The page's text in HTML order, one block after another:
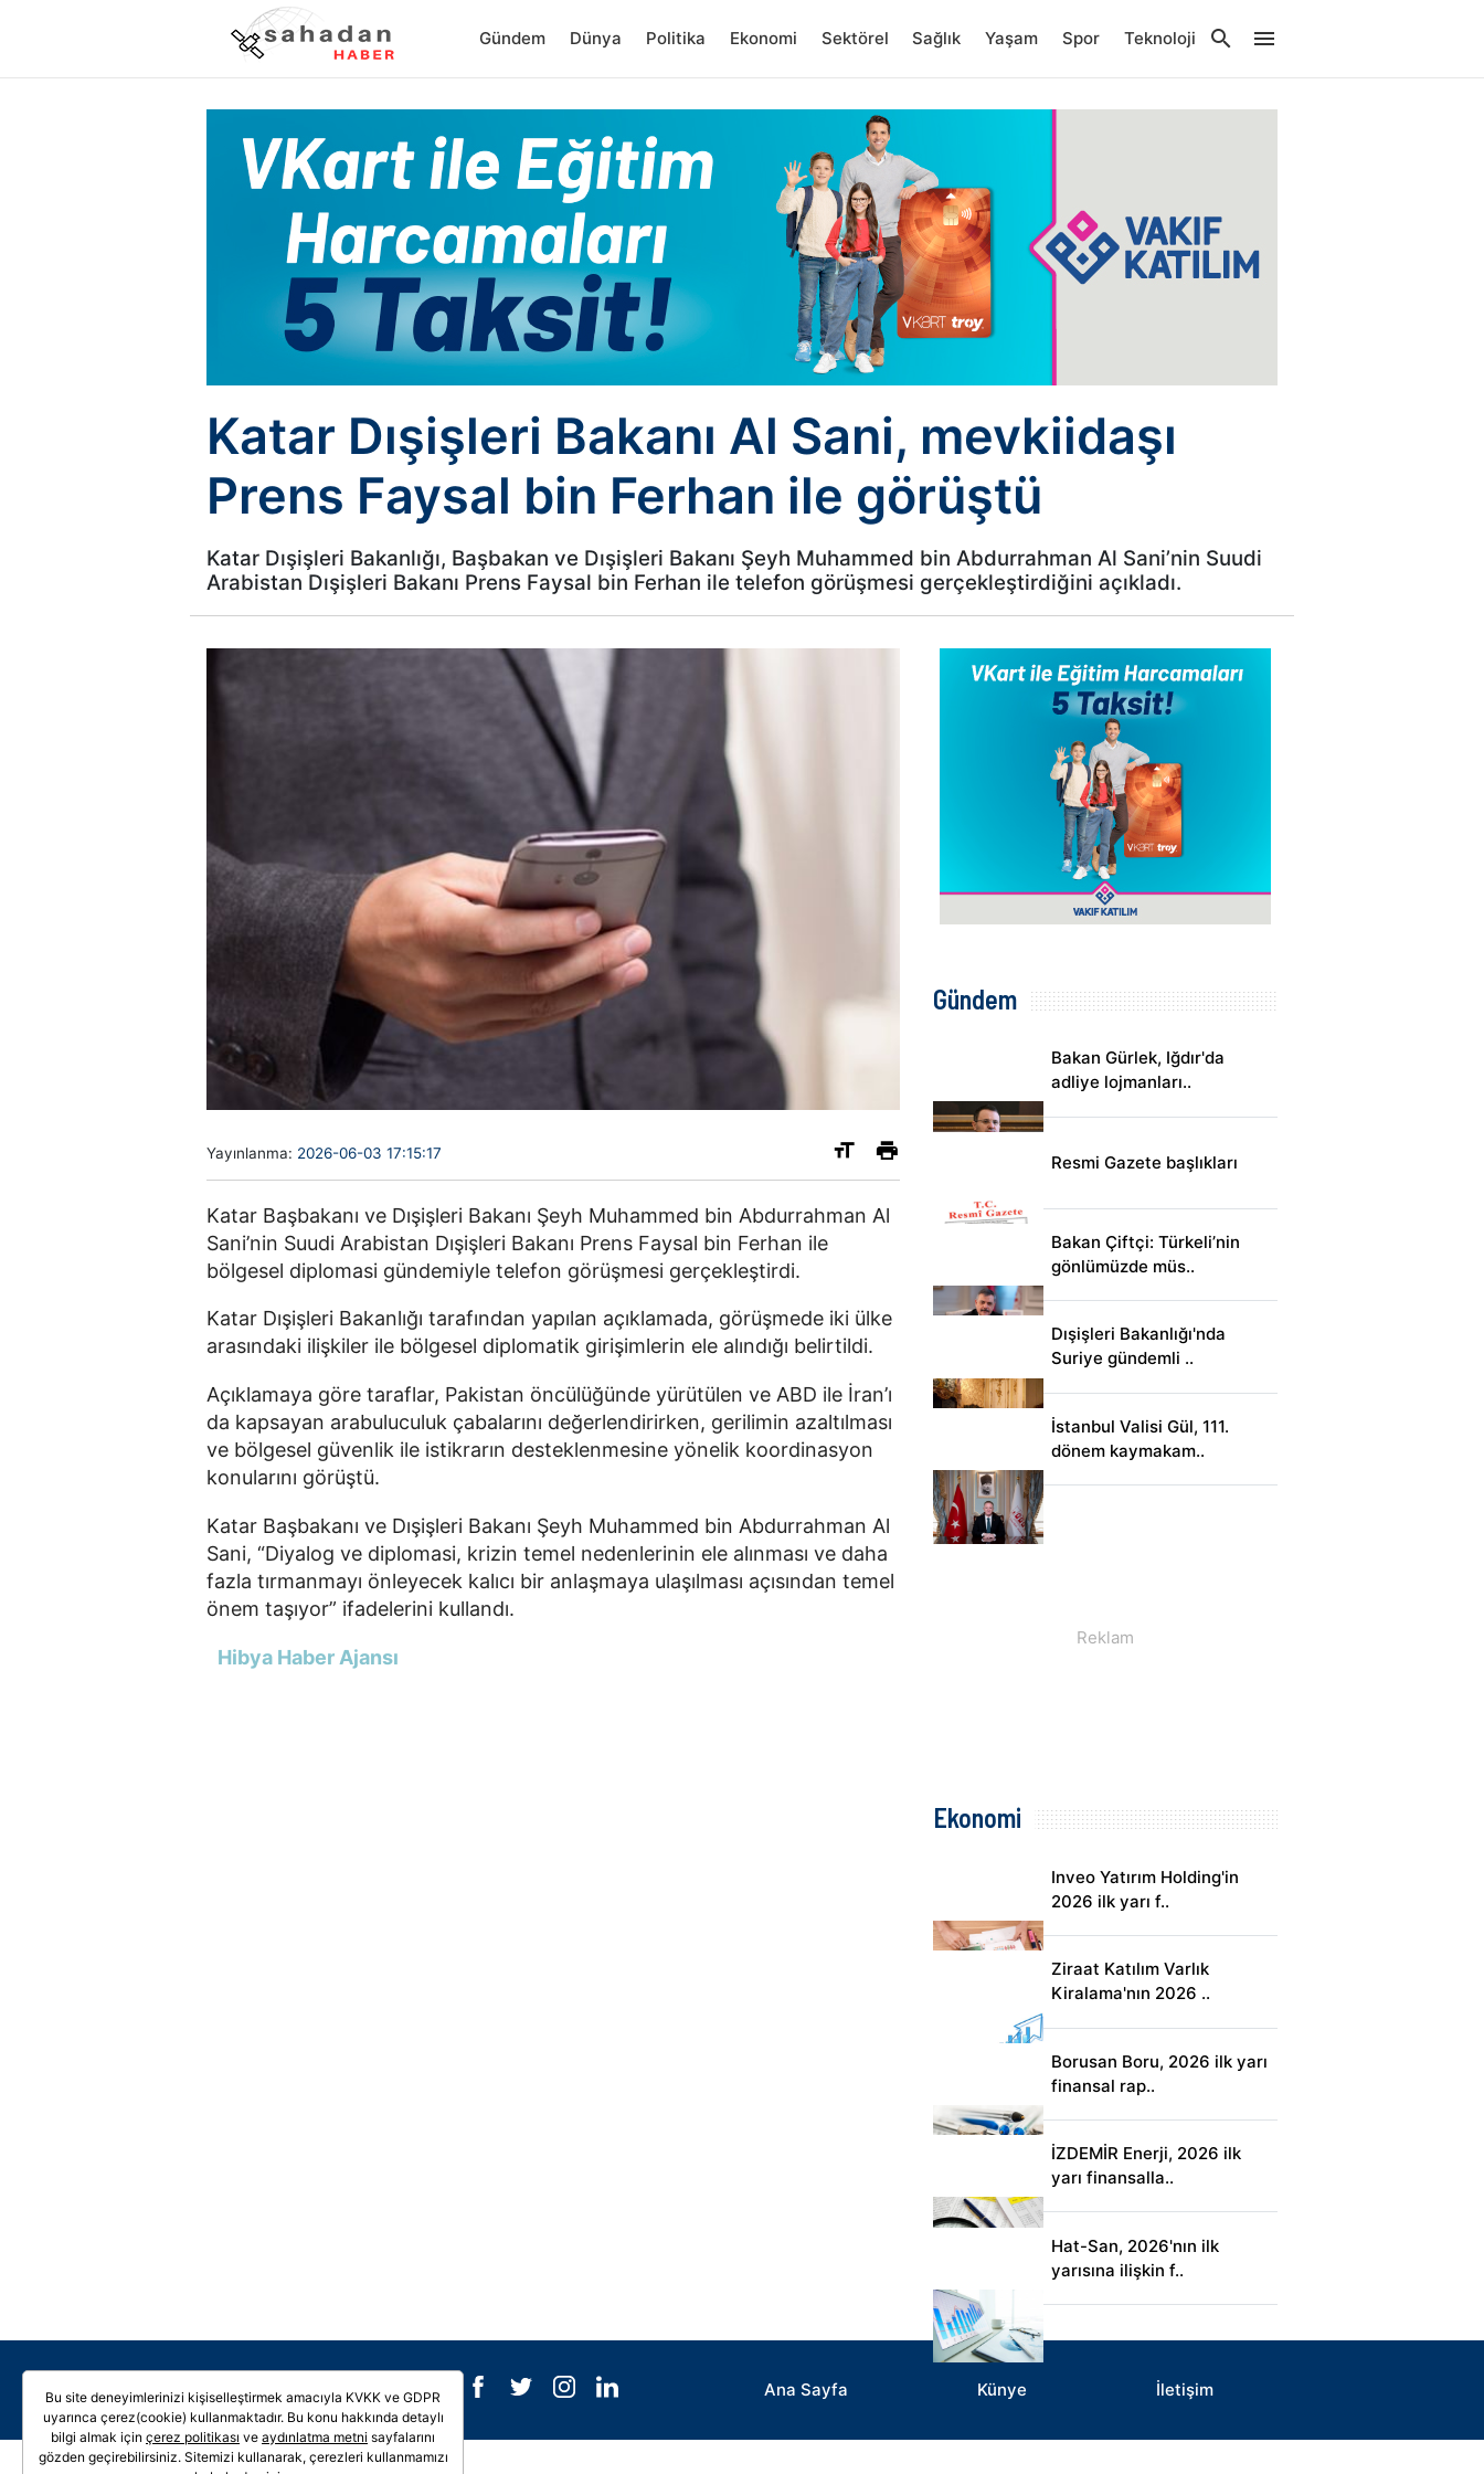
Gündem Dünya Politika Ekonomi Sektörel Sağlık Yaşam Spor Teknoloji
Katar Dışişleri Bakanı Al Sani, mevkiidaşı
Prens Faysal bin Ferhan ile görüştü
Katar Dışişleri Bakanlığı, Başbakan ve Dışişleri Bakanı Şeyh Muhammed bin Abdurrahman Al Sani’nin Suudi
Arabistan Dışişleri Bakanı Prens Faysal bin Ferhan ile telefon görüşmesi gerçekleştirdiğini açıkladı.
Yayınlanma: 2026-06-03 17:15:17
Katar Başbakanı ve Dışişleri Bakanı Şeyh Muhammed bin Abdurrahman Al
Sani’nin Suudi Arabistan Dışişleri Bakanı Prens Faysal bin Ferhan ile
bölgesel diplomasi gündemiyle telefon görüşmesi gerçekleştirdi.
Katar Dışişleri Bakanlığı tarafından yapılan açıklamada, görüşmede iki ülke
arasındaki ilişkiler ile bölgesel diplomatik girişimlerin ele alındığı belirtildi.
Açıklamaya göre taraflar, Pakistan öncülüğünde yürütülen ve ABD ile İran’ı
da kapsayan arabuluculuk çabalarını değerlendirirken, gerilimin azaltılması
ve bölgesel güvenlik ile istikrarın desteklenmesine yönelik koordinasyon
konularını görüştü.
Katar Başbakanı ve Dışişleri Bakanı Şeyh Muhammed bin Abdurrahman Al
Sani, “Diyalog ve diplomasi, krizin temel nedenlerinin ele alınması ve daha
fazla tırmanmayı önleyecek kalıcı bir anlaşmaya ulaşılması açısından temel
önem taşıyor” ifadelerini kullandı.
Hibya Haber Ajansı
Gündem
Bakan Gürlek, Iğdır'da
adliye lojmanları..
Resmi Gazete başlıkları
Bakan Çiftçi: Türkeli’nin
gönlümüzde müs..
Dışişleri Bakanlığı'nda
Suriye gündemli ..
İstanbul Valisi Gül, 111.
dönem kaymakam..
Ekonomi
Inveo Yatırım Holding'in
2026 ilk yarı f..
Ziraat Katılım Varlık
Kiralama'nın 2026 ..
Borusan Boru, 2026 ilk yarı
finansal rap..
İZDEMİR Enerji, 2026 ilk
yarı finansalla..
Hat-San, 2026'nın ilk
yarısına ilişkin f..
Galeri Video Ana Sayfa Künye İletişim
Bu site deneyimlerinizi kişiselleştirmek amacıyla KVKK ve GDPR
uyarınca çerez(cookie) kullanmaktadır. Bu konu hakkında detaylı
bilgi almak için çerez politikası ve aydınlatma metni sayfalarını
gözden geçirebilirsiniz. Sitemizi kullanarak, çerezleri kullanmamızı